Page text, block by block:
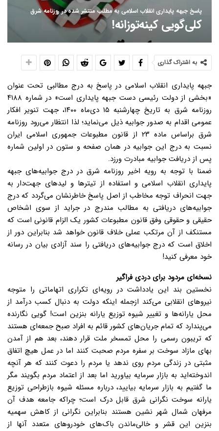
پاسخ جبهه پایداری انقلاب اسلامی به مطلب منتشر شده در روزنامه شرق
کلی‌گویی کینه‌توزانه!
به اشتراک گذاری
جبهه پایداری انقلاب اسلامی در پاسخ به درج مطالبی تحت عنوان
«بخشی از دولت رئیسی دست جبهه پایداری است» در شماره ۴۱۸۸
روزنامه شرق به تاریخ چهارشنبه ۱۵ دی‌ماه ۱۴۰۰، جهت تنویر افکار
عمومی اقدام به صدور جوابیه ذیل می‌نماید؛ لذا انتظار می‌رود روزنامه
شرق بر‌اساس ماده ۲۳ از قانون مطبوعات جمهوری اسلامی ایران
نسبت به درج این جوابیه در همان صفحه و ستون در اولین شماره
پس از دریافت جوابیه مبادرت ورزد.
ضمنا با توجه به رویه اخیر روزنامه شرق در درج جوابیه‌های جبهه
پایداری انقلاب اسلامی و استفاده از تیترها و لیدهای جهت‌دار به
جهت انحراف توجه مخاطب از اصل پاسخ خاطرنشان می‌گردد که درج
جوابیه‌های دریافتی به مطالب مندرج در جراید از سوی اشخاص
حقیقی و حقوقی وفق قانون مطبوعات کشور یک الزام قانونی است که
مستنکف از آن مرتکب عملی خلاف قانون خواهد شد بنابراین دور از
اخلاق است که درج جوابیه‌های دریافتی را سند آزادی بیان در رسانه
خود معرفی کنید!
نسخه‌ای مردود برای دردی فراگیر
نخستین بند این یادداشت در رویه‌ای تکراری اتهاماتی را متوجه
نیروهای انقلابی می‌کند از‌جمله اینکه دولت به دنبال کسب درآمد از
محل یارانه‌ها و تغییر شیوه توزیع یارانه بنزین است! گویی نگارنده
می‌پندارد که تمام جریان‌های کشور قائم به افراد صبح جمعه‌ای هستند
که تریبون رسمی را محل تمسخر ملت قرار دهند، بعد هم از آمدن
بهای مازاد سوخت بر سفره مردم صحبت کنند اما در عمل هیچ اتفاق
مثبتی در زندگی مردم روی ندهد یا مردم را دعوت کنند که هر آنچه
اندوخته‌اید به بازار سرمایه بیاورید اما بعد از اعتماد مردم بگویند مگر
ما گفتیم به بازار سرمایه بیایید، درباره مسئله شیوه بازطراحی توزیع
یارانه سوخت نگرانی شرق قابل درک است؛ چراکه جامعه هدف آن
مرفهان شمال شهر نشین هستند بنابراین نگرانی از کاهش سهمیه
بنزین این قشر و خالی‌ماندن باک‌های خودروهای متعدد آنها از